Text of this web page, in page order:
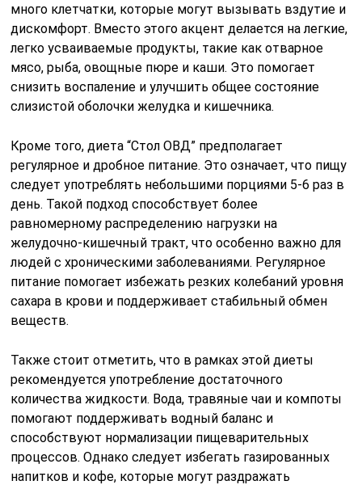
много клетчатки, которые могут вызывать вздутие и
дискомфорт. Вместо этого акцент делается на легкие,
легко усваиваемые продукты, такие как отварное
мясо, рыба, овощные пюре и каши. Это помогает
снизить воспаление и улучшить общее состояние
слизистой оболочки желудка и кишечника.
Кроме того, диета “Стол ОВД” предполагает
регулярное и дробное питание. Это означает, что пищу
следует употреблять небольшими порциями 5-6 раз в
день. Такой подход способствует более
равномерному распределению нагрузки на
желудочно-кишечный тракт, что особенно важно для
людей с хроническими заболеваниями. Регулярное
питание помогает избежать резких колебаний уровня
сахара в крови и поддерживает стабильный обмен
веществ.
Также стоит отметить, что в рамках этой диеты
рекомендуется употребление достаточного
количества жидкости. Вода, травяные чаи и компоты
помогают поддерживать водный баланс и
способствуют нормализации пищеварительных
процессов. Однако следует избегать газированных
напитков и кофе, которые могут раздражать